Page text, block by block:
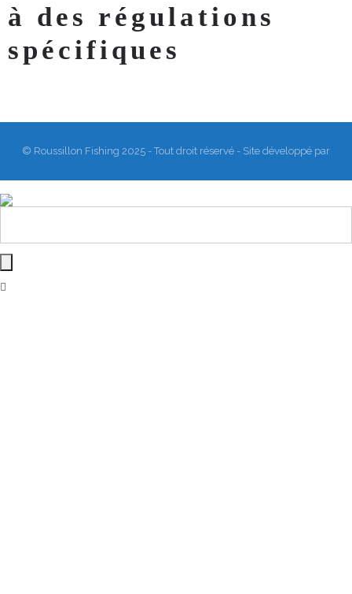
à des régulations
spécifiques
© Roussillon Fishing 2025 - Tout droit réservé - Site développé par
Matthieu Sanogho&Rodmaps